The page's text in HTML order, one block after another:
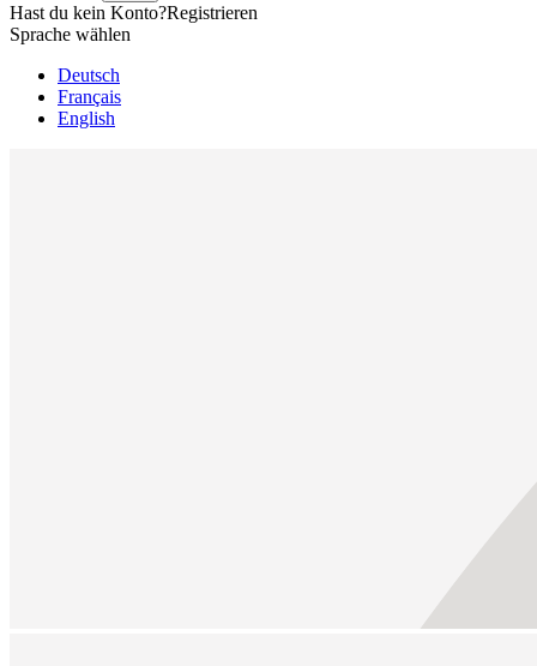
Hast du kein Konto?Registrieren
Sprache wählen
Deutsch
Français
English